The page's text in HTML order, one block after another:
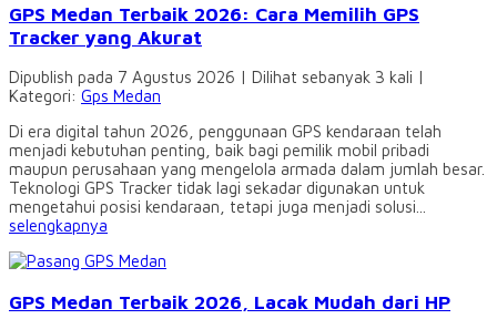
GPS Medan Terbaik 2026: Cara Memilih GPS
Tracker yang Akurat
Dipublish pada 7 Agustus 2026 | Dilihat sebanyak 3 kali |
Kategori: Gps Medan
Di era digital tahun 2026, penggunaan GPS kendaraan telah
menjadi kebutuhan penting, baik bagi pemilik mobil pribadi
maupun perusahaan yang mengelola armada dalam jumlah besar.
Teknologi GPS Tracker tidak lagi sekadar digunakan untuk
mengetahui posisi kendaraan, tetapi juga menjadi solusi...
selengkapnya
GPS Medan Terbaik 2026, Lacak Mudah dari HP